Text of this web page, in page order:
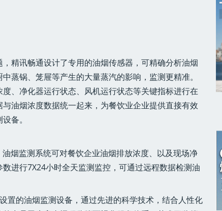
精讯畅通设计了专用的油烟传感器，可精确分析油烟
蒸锅、笼屉等产生的大量蒸汽的影响，监测更精准。
、净化器运行状态、风机运行状态等关键指标进行在
油烟浓度数据统一起来，为餐饮业企业提供直接有效
备。
烟监测系统可对餐饮企业油烟排放浓度、以及现场净
进行7X24小时全天监测监控，可通过远程数据检测油
置的油烟监测设备，通过先进的科学技术，结合人性化